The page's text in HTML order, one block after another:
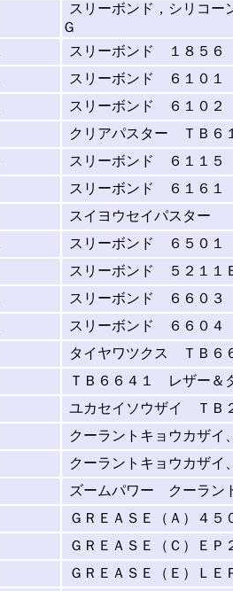
スリーボンド，シリコー
Ｇ
スリーボンド １８５６
スリーボンド ６１０１
スリーボンド ６１０２
クリアパスター ＴＢ６
スリーボンド ６１１５
スリーボンド ６１６
スイヨウセイパスター
スリーボンド ６５０１
スリーボンド ５２１１
スリーボンド ６６０３
スリーボンド ６６０４
タイヤワツクス ＴＢ６
ＴＢ６６４１ レザー＆
ユカセイソウザイ ＴＢ
クーラントキョウカザイ
クーラントキョウカザイ
ズームパワー クーラン
ＧＲＥＡＳＥ（Ａ）４５
ＧＲＥＡＳＥ（Ｃ）Ｅ
ＧＲＥＡＳＥ（Ｅ）Ｌ